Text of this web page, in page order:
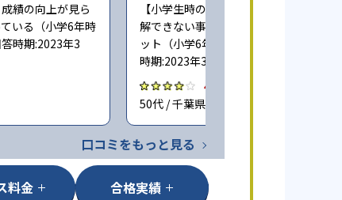
績の向上が見ら
いる（小学6年時
時期:2023年3
【小学生時の通塾】個別指導だと、理
解できない事を質問しやすいのがメリ
ット（小学6年時に子どもが通塾。回答
時期:2023年3月）
4.0
50代 / 千葉県 男性
口コミをもっと見る
料金 合格実績